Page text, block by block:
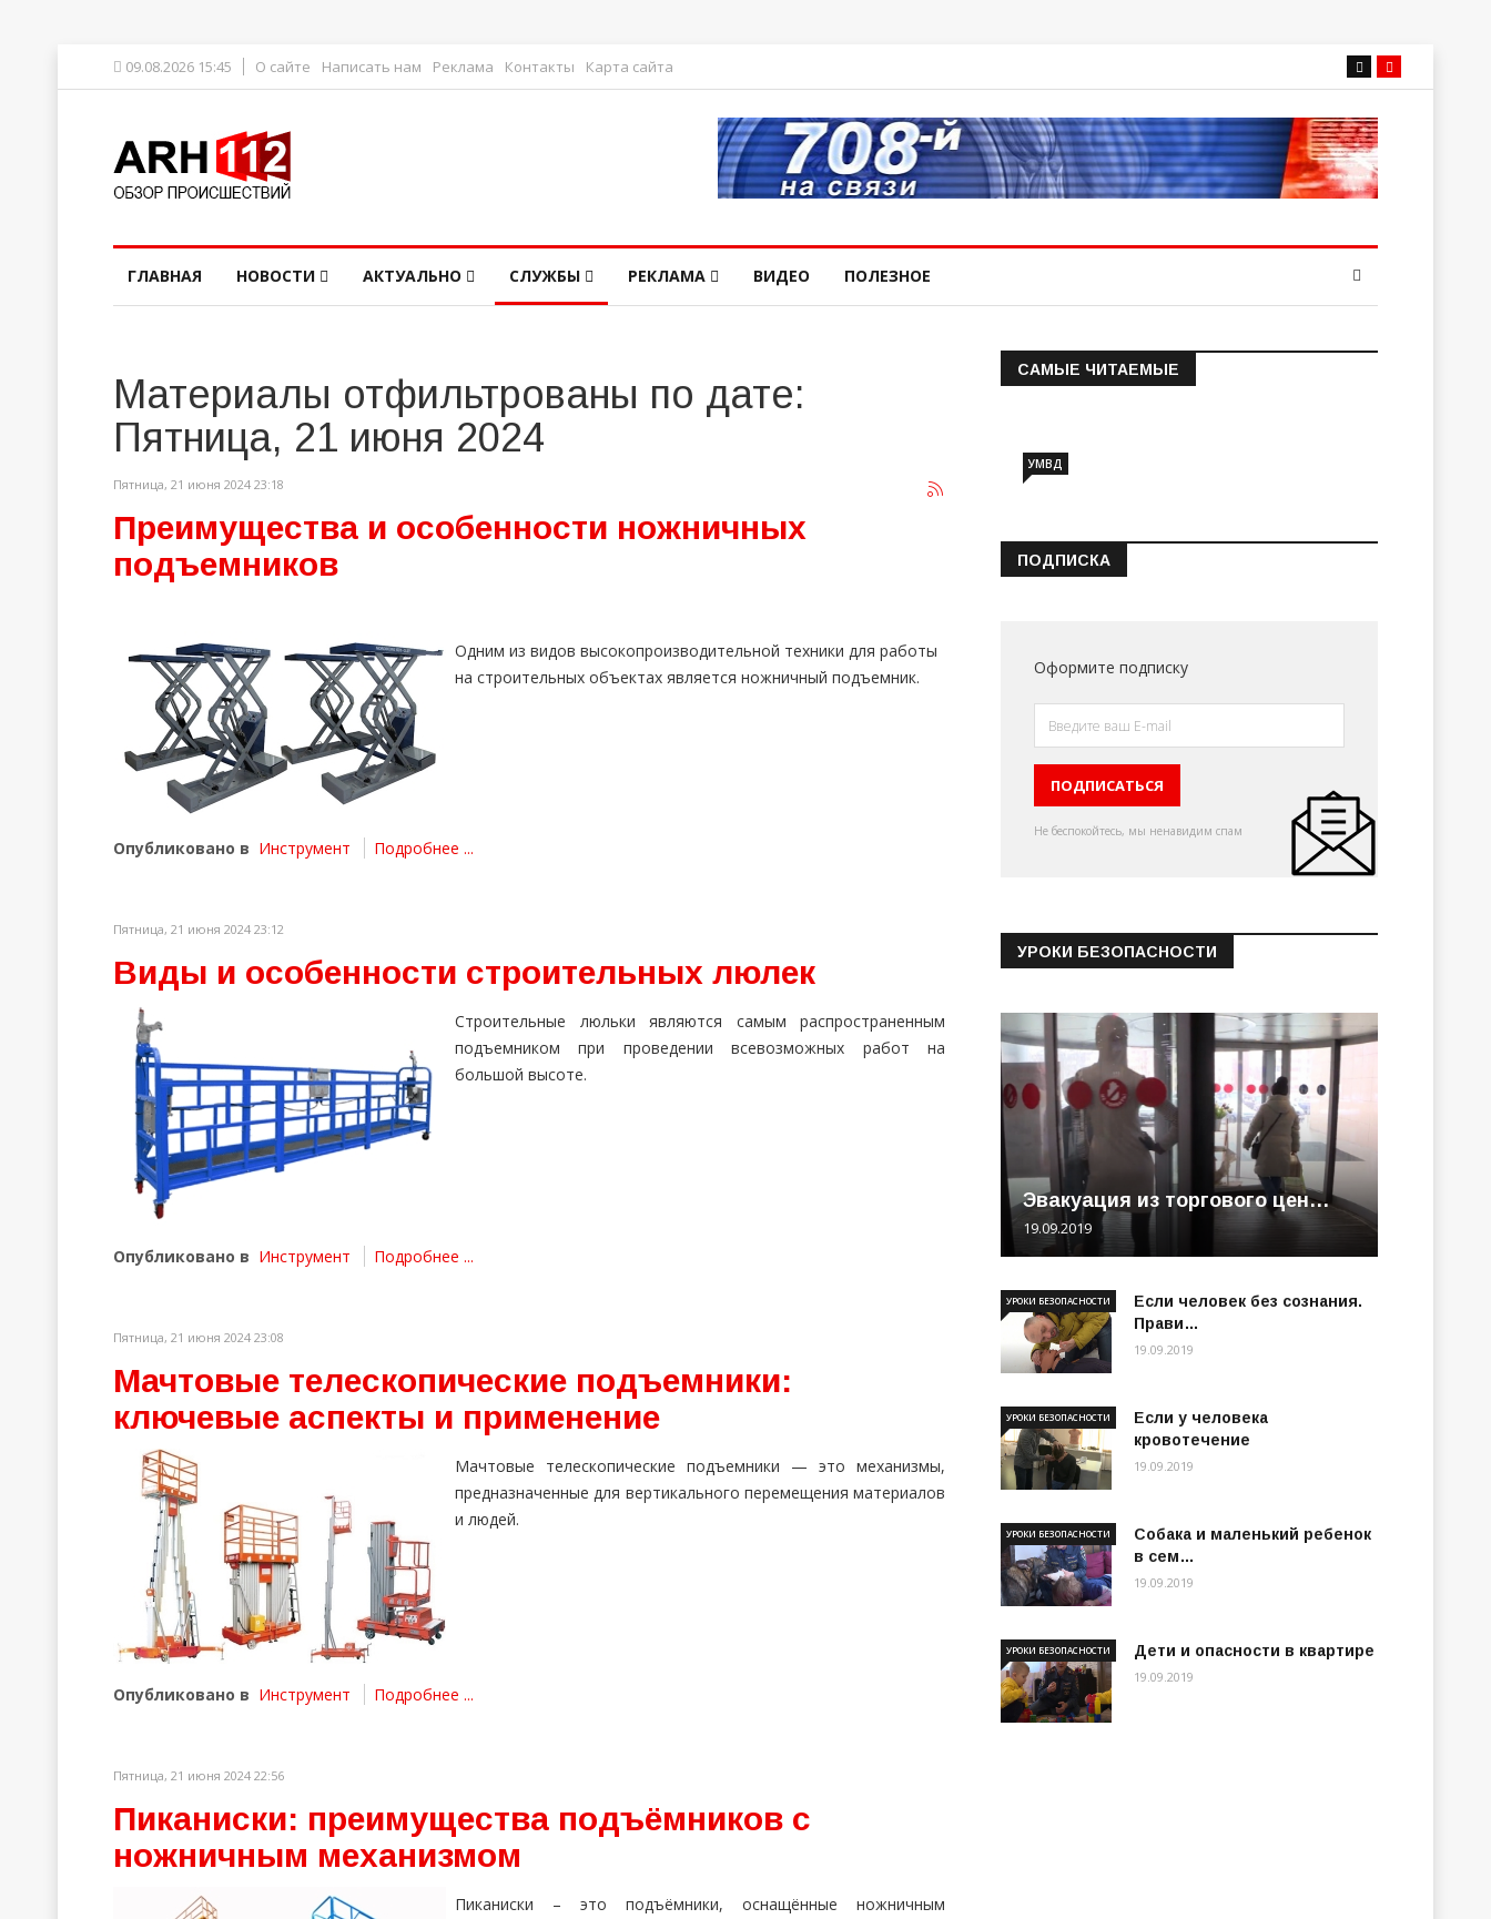
09.08.2026 15:45 О сайте Написать нам Реклама Контакты Карта сайта
ГЛАВНАЯ НОВОСТИ АКТУАЛЬНО СЛУЖБЫ РЕКЛАМА ВИДЕО ПОЛЕЗНОЕ
Материалы отфильтрованы по дате:
Пятница, 21 июня 2024
Пятница, 21 июня 2024 23:18
Преимущества и особенности ножничных
подъемников
Одним из видов высокопроизводительной техники для работы
на строительных объектах является ножничный подъемник.
Опубликовано в Инструмент Подробнее ...
Пятница, 21 июня 2024 23:12
Виды и особенности строительных люлек
Строительные люльки являются самым распространенным
подъемником при проведении всевозможных работ на
большой высоте.
Опубликовано в Инструмент Подробнее ...
Пятница, 21 июня 2024 23:08
Мачтовые телескопические подъемники:
ключевые аспекты и применение
Мачтовые телескопические подъемники — это механизмы,
предназначенные для вертикального перемещения материалов
и людей.
Опубликовано в Инструмент Подробнее ...
Пятница, 21 июня 2024 22:56
Пиканиски: преимущества подъёмников с
ножничным механизмом
Пиканиски – это подъёмники, оснащённые ножничным
САМЫЕ ЧИТАЕМЫЕ
Информация о состоянии
УМВД
ПОДПИСКА
Оформите подписку
Не беспокойтесь, мы ненавидим спам
УРОКИ БЕЗОПАСНОСТИ
Эвакуация из торгового цен…
19.09.2019
Если человек без сознания.
Прави…
УРОКИ БЕЗОПАСНОСТИ
19.09.2019
Если у человека
кровотечение
УРОКИ БЕЗОПАСНОСТИ
19.09.2019
Собака и маленький ребенок
в сем…
УРОКИ БЕЗОПАСНОСТИ
19.09.2019
Дети и опасности в квартире
УРОКИ БЕЗОПАСНОСТИ
19.09.2019